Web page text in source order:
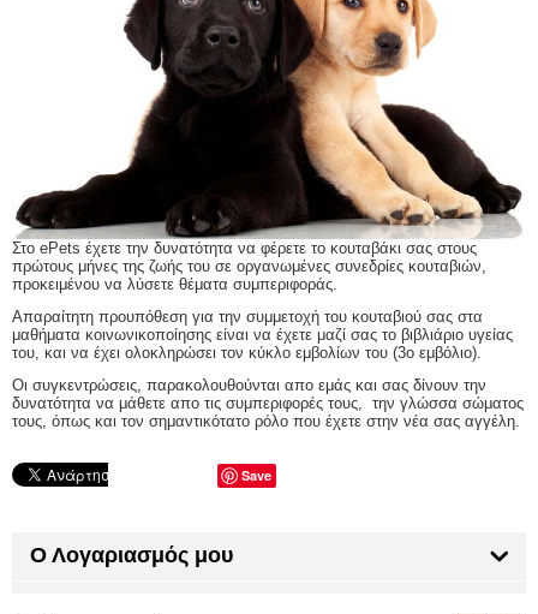
Στο ePets έχετε την δυνατότητα να φέρετε το κουταβάκι σας στους
πρώτους μήνες της ζωής του σε οργανωμένες συνεδρίες κουταβιών,
προκειμένου να λύσετε θέματα συμπεριφοράς.
Απαραίτητη προυπόθεση για την συμμετοχή του κουταβιού σας στα
μαθήματα κοινωνικοποίησης είναι να έχετε μαζί σας το βιβλιάριο υγείας
του, και να έχει ολοκληρώσει τον κύκλο εμβολίων του (3ο εμβόλιο).
Οι συγκεντρώσεις, παρακολουθούνται απο εμάς και σας δίνουν την
δυνατότητα να μάθετε απο τις συμπεριφορές τους, την γλώσσα σώματος
τους, όπως και τον σημαντικότατο ρόλο που έχετε στην νέα σας αγγέλη.
Save
Ο Λογαριασμός μου